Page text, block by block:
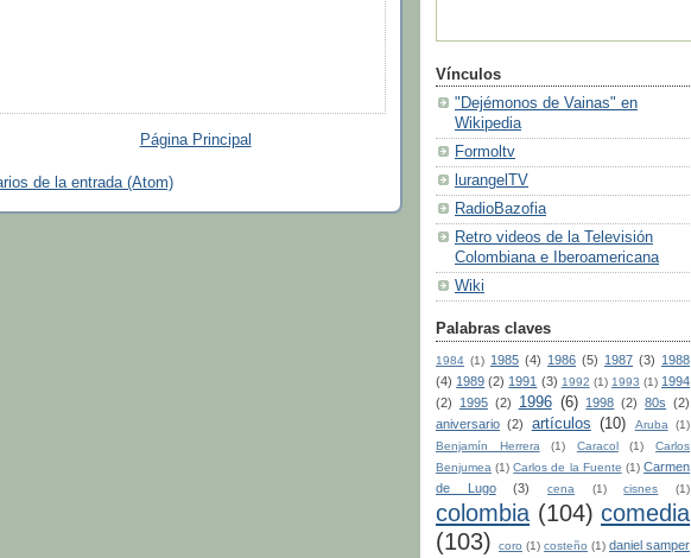
Página Principal
de la entrada (Atom)
Vínculos
"Dejémonos de Vainas" en
Wikipedia
Formoltv
lurangelTV
RadioBazofia
Retro videos de la Televisión
Colombiana e Iberoamericana
Wiki
Palabras claves
1984 (1) 1985 (4) 1986 (5) 1987 (3) 1988
(4) 1989 (2) 1991 (3) 1992 (1) 1993 (1) 1994
(2)
1995 (2) 1996 (6) 1998 (2) 80s (2)
aniversario (2) artículos (10) Aruba
(1)
Benjamín Herrera
(1) Caracol (1)
Carlos
Benjumea (1) Carlos de la Fuente (1) Carmen
de Lugo
(3) cena (1) cisnes (1)
colombia (104) comedia
(103)
coro (1) costeño (1) daniel samper